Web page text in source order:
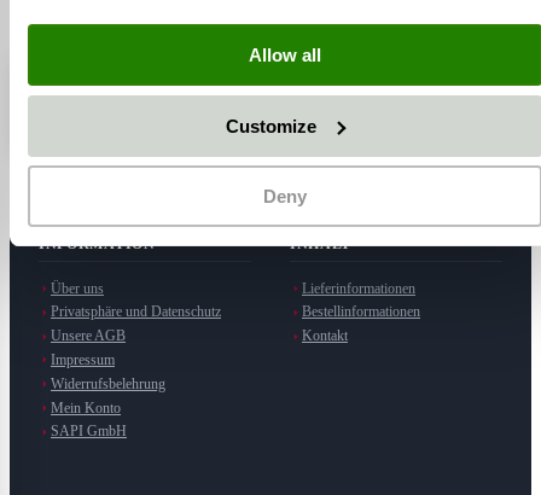
Allow all
Customize
Deny
5,0 / 5 Sterne· Hersteller in Möttingen
Auf Google ansehen
INFORMATION
Über uns
Privatsphäre und Datenschutz
Unsere AGB
Impressum
Widerrufsbelehrung
Mein Konto
SAPI GmbH
INHALT
Lieferinformationen
Bestellinformationen
Kontakt